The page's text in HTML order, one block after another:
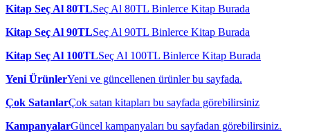
Kitap Seç Al 80TLSeç Al 80TL Binlerce Kitap Burada
Kitap Seç Al 90TLSeç Al 90TL Binlerce Kitap Burada
Kitap Seç Al 100TLSeç Al 100TL Binlerce Kitap Burada
Yeni ÜrünlerYeni ve güncellenen ürünler bu sayfada.
Çok SatanlarÇok satan kitapları bu sayfada görebilirsiniz
KampanyalarGüncel kampanyaları bu sayfadan görebilirsiniz.